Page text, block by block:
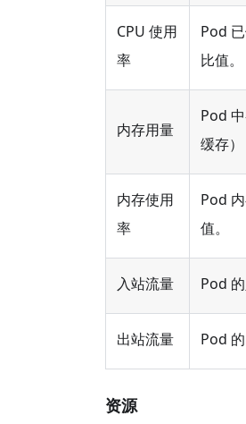
CPU 使用
率
Pod
比值。
内存用量
Pod
缓存）
内存使用
率
Pod
值。
入站流量 Pod
出站流量 Pod
资源